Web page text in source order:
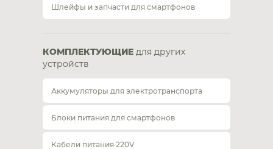
Шлейфы и запчасти для смартфонов
КОМПЛЕКТУЮЩИЕ для других
устройств
Аккумуляторы для электротранспорта
Блоки питания для смартфонов
Кабели питания 220V